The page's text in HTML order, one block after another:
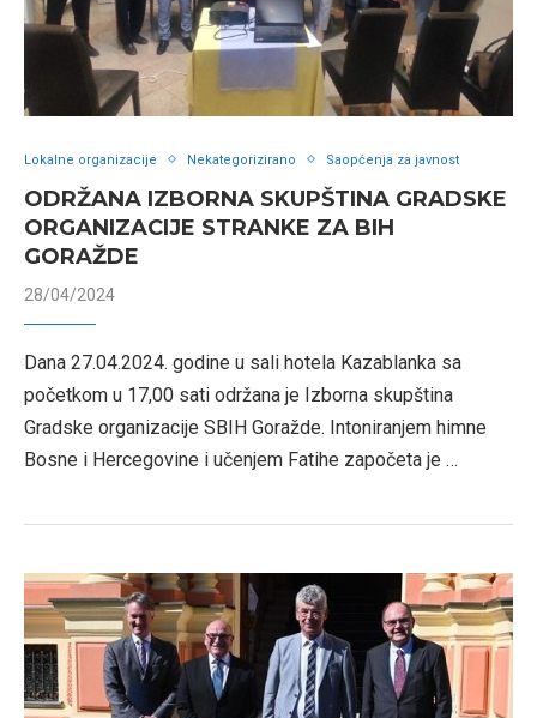
Lokalne organizacije Nekategorizirano Saopćenja za javnost
ODRŽANA IZBORNA SKUPŠTINA GRADSKE
ORGANIZACIJE STRANKE ZA BIH
GORAŽDE
28/04/2024
Dana 27.04.2024. godine u sali hotela Kazablanka sa
početkom u 17,00 sati održana je Izborna skupština
Gradske organizacije SBIH Goražde. Intoniranjem himne
Bosne i Hercegovine i učenjem Fatihe započeta je …